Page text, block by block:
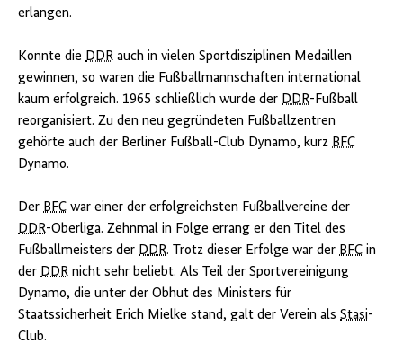
erlangen.
Konnte die DDR auch in vielen Sportdisziplinen Medaillen
gewinnen, so waren die Fußballmannschaften international
kaum erfolgreich. 1965 schließlich wurde der DDR-Fußball
reorganisiert. Zu den neu gegründeten Fußballzentren
gehörte auch der Berliner Fußball-Club Dynamo, kurz BFC
Dynamo.
Der BFC war einer der erfolgreichsten Fußballvereine der
DDR-Oberliga. Zehnmal in Folge errang er den Titel des
Fußballmeisters der DDR. Trotz dieser Erfolge war der BFC in
der DDR nicht sehr beliebt. Als Teil der Sportvereinigung
Dynamo, die unter der Obhut des Ministers für
Staatssicherheit Erich Mielke stand, galt der Verein als Stasi-
Club.